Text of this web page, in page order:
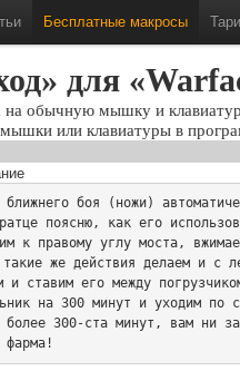
Бесплатные макросы
для
обычную мышку и
или клавиатуры в
боя (ножи)
поясню, как его
к правому углу моста,
же действия делаем и с
ставим его между
на 300 минут и уходим по
300-ста минут, вам ни
фарма!